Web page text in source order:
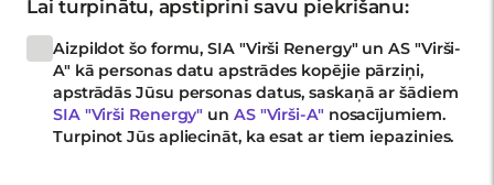
Lai turpinātu, apstiprini savu piekrišanu:
Aizpildot šo formu, SIA "Virši Renergy" un AS "Virši-
A" kā personas datu apstrādes kopējie pārziņi,
apstrādās Jūsu personas datus, saskaņā ar šādiem
SIA "Virši Renergy" un AS "Virši-A" nosacījumiem.
Turpinot Jūs apliecināt, ka esat ar tiem iepazinies.